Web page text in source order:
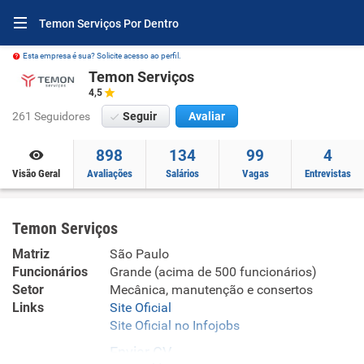
Temon Serviços Por Dentro
Esta empresa é sua? Solicite acesso ao perfil.
Temon Serviços
4,5
261 Seguidores Seguir Avaliar
Visão Geral
898
Avaliações
134
Salários
99
Vagas
4
Entrevistas
Temon Serviços
Matriz
São Paulo
Funcionários
Grande (acima de 500 funcionários)
Setor
Mecânica, manutenção e consertos
Links
Site Oficial
Site Oficial no Infojobs
Enviar CV